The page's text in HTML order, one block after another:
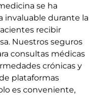
se ha
invaluable durante la
recibir
Nuestros seguros
consultas médicas
crónicas y
plataformas
es conveniente,